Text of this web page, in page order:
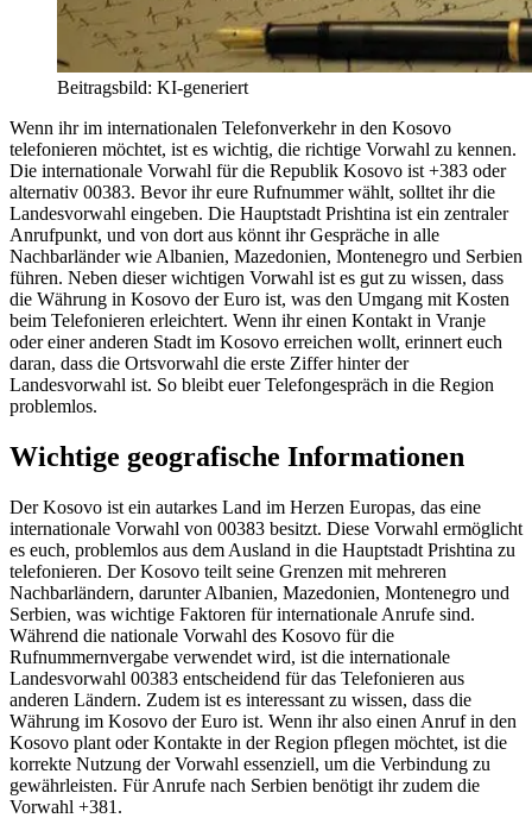
Beitragsbild: KI-generiert
Wenn ihr im internationalen Telefonverkehr in den Kosovo
telefonieren möchtet, ist es wichtig, die richtige Vorwahl zu kennen.
Die internationale Vorwahl für die Republik Kosovo ist +383 oder
alternativ 00383. Bevor ihr eure Rufnummer wählt, solltet ihr die
Landesvorwahl eingeben. Die Hauptstadt Prishtina ist ein zentraler
Anrufpunkt, und von dort aus könnt ihr Gespräche in alle
Nachbarländer wie Albanien, Mazedonien, Montenegro und Serbien
führen. Neben dieser wichtigen Vorwahl ist es gut zu wissen, dass
die Währung in Kosovo der Euro ist, was den Umgang mit Kosten
beim Telefonieren erleichtert. Wenn ihr einen Kontakt in Vranje
oder einer anderen Stadt im Kosovo erreichen wollt, erinnert euch
daran, dass die Ortsvorwahl die erste Ziffer hinter der
Landesvorwahl ist. So bleibt euer Telefongespräch in die Region
problemlos.
Wichtige geografische Informationen
Der Kosovo ist ein autarkes Land im Herzen Europas, das eine
internationale Vorwahl von 00383 besitzt. Diese Vorwahl ermöglicht
es euch, problemlos aus dem Ausland in die Hauptstadt Prishtina zu
telefonieren. Der Kosovo teilt seine Grenzen mit mehreren
Nachbarländern, darunter Albanien, Mazedonien, Montenegro und
Serbien, was wichtige Faktoren für internationale Anrufe sind.
Während die nationale Vorwahl des Kosovo für die
Rufnummernvergabe verwendet wird, ist die internationale
Landesvorwahl 00383 entscheidend für das Telefonieren aus
anderen Ländern. Zudem ist es interessant zu wissen, dass die
Währung im Kosovo der Euro ist. Wenn ihr also einen Anruf in den
Kosovo plant oder Kontakte in der Region pflegen möchtet, ist die
korrekte Nutzung der Vorwahl essenziell, um die Verbindung zu
gewährleisten. Für Anrufe nach Serbien benötigt ihr zudem die
Vorwahl +381.